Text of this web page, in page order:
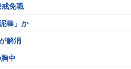
免職
棒」か
解消
中